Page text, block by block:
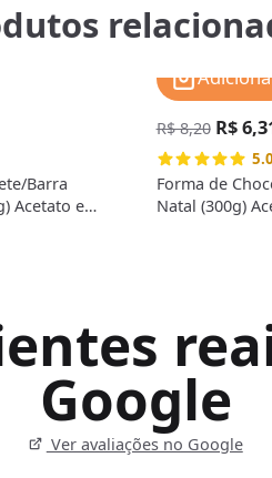
Barra
Acetato e
R$ 8,20 R$
5.0
Forma de
Natal (300g)
Google
Ver avaliações no Google